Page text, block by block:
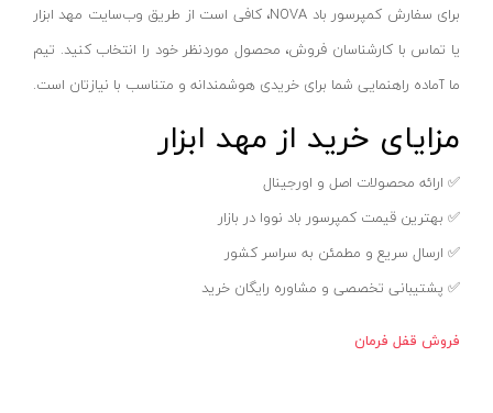
ضخامت سنج
گوشه یاب و مرکز یاب
گیج جوشکاری
میکرومتر
خط کش
شمارشگر دیجیتال
سنس-SENS
تسلا-Tesla
شیوا امواج-Shivaamvaj
میکرو مکس-Micro max
شمس- SHAMS
سیماران-SIMARAN
خراسان افشار نژاد-khorasan afshar nejad
برای سفارش کمپرسور باد NOVA، کافی است از طریق وب‌سایت مهد ابزار
یا تماس با کارشناسان فروش، محصول موردنظر خود را انتخاب کنید. تیم
ما آماده راهنمایی شما برای خریدی هوشمندانه و متناسب با نیازتان است.
مزایای خرید از مهد ابزار
✅ ارائه محصولات اصل و اورجینال
✅ بهترین قیمت کمپرسور باد نووا در بازار
✅ ارسال سریع و مطمئن به سراسر کشور
✅ پشتیبانی تخصصی و مشاوره رایگان خرید
فروش قفل فرمان